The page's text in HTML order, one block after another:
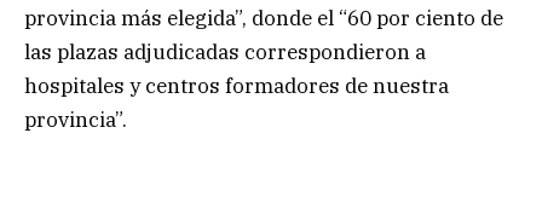
provincia más elegida”, donde el “60 por ciento de
las plazas adjudicadas correspondieron a
hospitales y centros formadores de nuestra
provincia”.